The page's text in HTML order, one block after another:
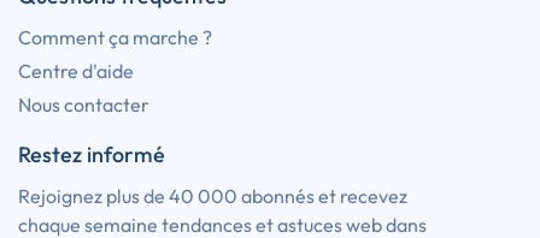
Comment ça marche ?
Centre d'aide
Nous contacter
Restez informé
Rejoignez plus de 40 000 abonnés et recevez
chaque semaine tendances et astuces web dans